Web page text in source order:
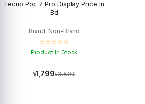
Tecno Pop 7 Pro Display Price In
Bd
Brand: Non-Brand
☆☆☆☆☆
Product In Stock
৳1,799৳3,500